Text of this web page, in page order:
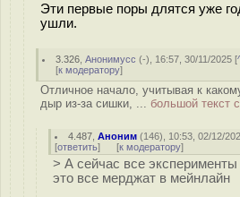
Эти первые поры длятся уже
ушли.
3.326 ,Анонимусс (-), 16:57, 30/11/2025 [
[к модератору]
Отличное начало, учитывая к
дыр из-за сишки, ... большой текст
4.487 ,Аноним (146), 10:53, 02/12/
[ответить] [к модератору]
> А сейчас все
это все мерджат в мейнлайн